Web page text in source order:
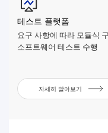
테스트 플랫폼
요구 사항에 따라 모듈식
소프트웨어 테스트 수행
자세히 알아보기